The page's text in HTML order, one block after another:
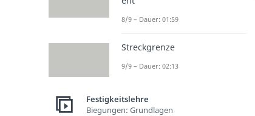
8/9 – Dauer: 01:59
Streckgrenze
9/9 – Dauer: 02:13
Festigkeitslehre
Biegungen: Grundlagen